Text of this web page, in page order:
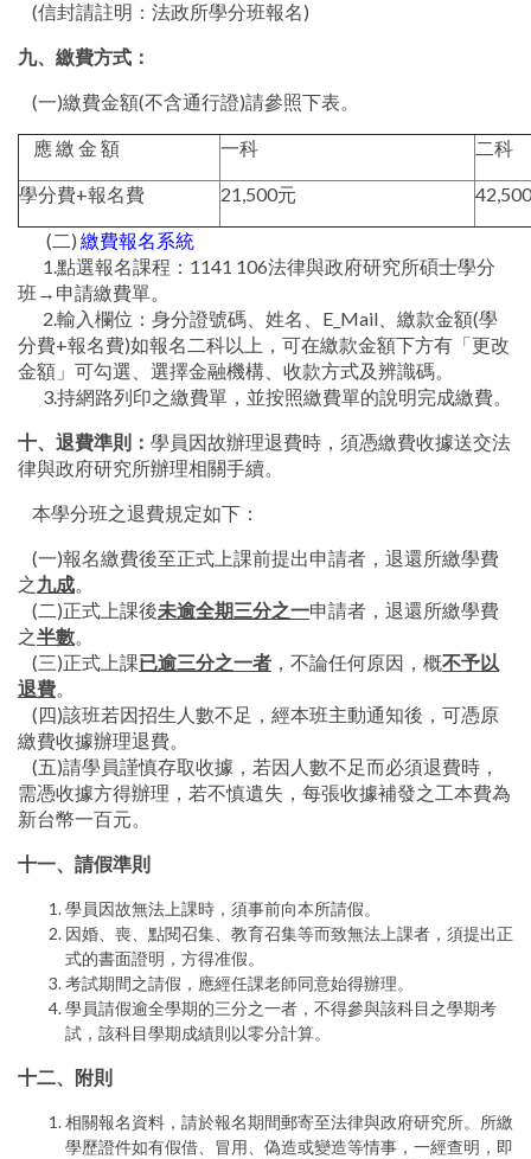
(信封請註明：法政所學分班報名)
九、繳費方式 ：
(一)繳費金額(不含通行證)請參照下表。
應 繳 金 額 一科 二科
學分費+報名費 21,500元
(二) 繳費報名系統
1.點選報名課程：1141 106法律與政府研究所碩士學分
班→申請繳費單。
2.輸入欄位：身分證號碼、姓名、E_Mail、繳款金額(學
分費+報名費)如報名二科以上，可在繳款金額下方有「更改
金額」可勾選、選擇金融機構、收款方式及辨識碼。
3.持網路列印之繳費單，並按照繳費單的說明完成繳費。
十、退費準則 ： 學員因故辦理退費時，須憑繳費收據送交法
律與政府研究所辦理相關手續。
本學分班之退費規定如下：
(一)報名繳費後至正式上課前提出申請者，退還所繳學費
之九成。
(二)正式上課後未逾全期三分之一申請者，退還所繳學費
之半數。
(三)正式上課已逾三分之一者 ，不論任何原因，概不予以
退費。
(四)該班若因招生人數不足，經本班主動通知後，可憑原
繳費收據辦理退費。
(五)請學員謹慎存取收據，若因人數不足而必須退費時，
需憑收據方得辦理，若不慎遺失，每張收據補發之工本費為
新台幣一百元。
十一、請假準則
學員因故無法上課時，須事前向本所請假。
因婚、喪、點閱召集、教育召集等而致無法上課者，須提出正
式的書面證明，方得准假。
考試期間之請假，應經任課老師同意始得辦理。
學員請假逾全學期的三分之一者，不得參與該科目之學期考
試，該科目學期成績則以零分計算。
十二、附則
相關報名資料，請於報名期間郵寄至法律與政府研究所。所繳
學歷證件如有假借、冒用、偽造或變造等情事，一經查明，即